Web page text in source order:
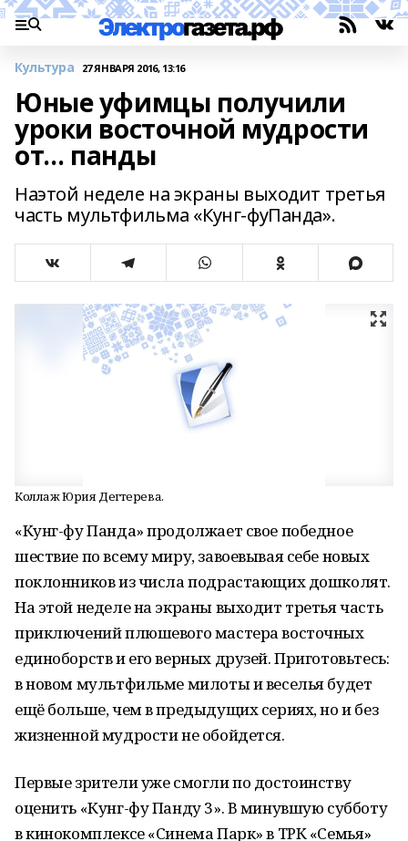
Культура 27 ЯНВАРЯ 2016, 13:16
Юные уфимцы получили
уроки восточной мудрости
от… панды
Наэтой неделе на экраны выходит третья
часть мультфильма «Кунг-фуПанда».
Коллаж Юрия Дегтерева.
«Кунг-фу Панда» продолжает свое победное
шествие по всему миру, завоевывая себе новых
поклонников из числа подрастающих дошколят.
На этой неделе на экраны выходит третья часть
приключений плюшевого мастера восточных
единоборств и его верных друзей. Приготовьтесь:
в новом мультфильме милоты и веселья будет
ещё больше, чем в предыдущих сериях, но и без
жизненной мудрости не обойдется.
Первые зрители уже смогли по достоинству
оценить «Кунг-фу Панду 3». В минувшую субботу
в кинокомплексе «Синема Парк» в ТРК «Семья»